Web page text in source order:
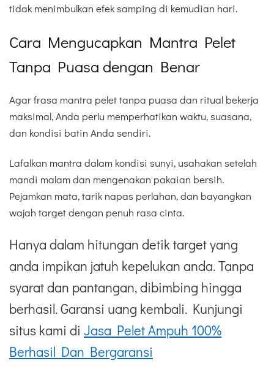
tidak menimbulkan efek samping di kemudian hari.
Cara Mengucapkan Mantra Pelet
Tanpa Puasa dengan Benar
Agar frasa mantra pelet tanpa puasa dan ritual bekerja
maksimal, Anda perlu memperhatikan waktu, suasana,
dan kondisi batin Anda sendiri.
Lafalkan mantra dalam kondisi sunyi, usahakan setelah
mandi malam dan mengenakan pakaian bersih.
Pejamkan mata, tarik napas perlahan, dan bayangkan
wajah target dengan penuh rasa cinta.
Hanya dalam hitungan detik target yang
anda impikan jatuh kepelukan anda. Tanpa
syarat dan pantangan, dibimbing hingga
berhasil. Garansi uang kembali. Kunjungi
situs kami di Jasa Pelet Ampuh 100%
Berhasil Dan Bergaransi